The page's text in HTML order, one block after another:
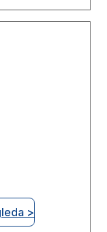
>